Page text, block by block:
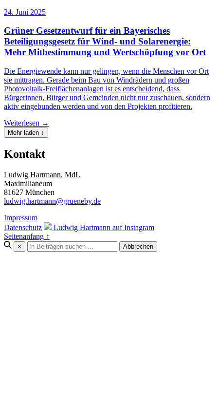
24. Juni 2025
Grüner Gesetzentwurf für ein Bayerisches
Beteiligungsgesetz für Wind- und Solarenergie:
Mehr Mitbestimmung und Wertschöpfung vor Ort
Die Energiewende kann nur gelingen, wenn die Menschen vor Ort
sie mittragen. Gerade beim Bau von Windrädern und großen
Photovoltaik-Freiflächenanlagen ist es entscheidend, dass
Bürgerinnen, Bürger und Gemeinden nicht nur zuschauen, sondern
aktiv eingebunden werden und von den Projekten profitieren.
Weiterlesen →
Mehr laden ↓
Kontakt
Ludwig Hartmann, MdL
Maximilianeum
81627 München
ludwig.hartmann@grueneby.de
Impressum
Datenschutz
Ludwig Hartmann auf Instagram
Seitenanfang ↑
× Abbrechen